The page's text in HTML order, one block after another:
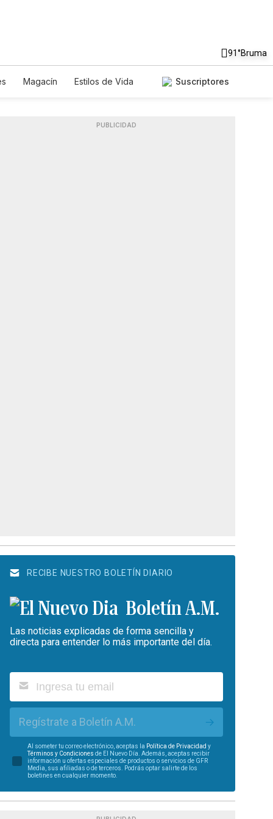
91°Bruma
Magacín
Estilos de Vida
Suscriptores
PUBLICIDAD
RECIBE NUESTRO BOLETÍN DIARIO
Boletín A.M.
Las noticias explicadas de forma sencilla y
directa para entender lo más importante del día.
Regístrate a Boletín A.M.
Al someter tu correo electrónico, aceptas la Política de Privacidad y
Términos y Condiciones de El Nuevo Día. Además, aceptas recibir
información u ofertas especiales de productos o servicios de GFR
Media, sus afiliadas o de terceros. Podrás optar salirte de los
boletines en cualquier momento.